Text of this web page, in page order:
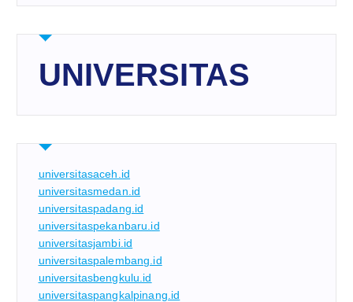
UNIVERSITAS
universitasaceh.id
universitasmedan.id
universitaspadang.id
universitaspekanbaru.id
universitasjambi.id
universitaspalembang.id
universitasbengkulu.id
universitaspangkalpinang.id